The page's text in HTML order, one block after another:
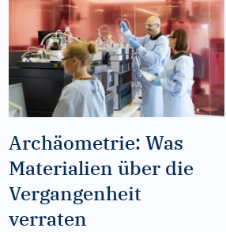
Archäometrie: Was
Materialien über die
Vergangenheit
verraten